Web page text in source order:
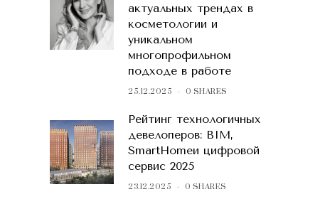
актуальных трендах в
косметологии и
уникальном
многопрофильном
подходе в работе
25.12.2025 0 SHARES
Рейтинг технологичных
девелоперов: BIM,
SmartHomeи цифровой
сервис 2025
23.12.2025 0 SHARES